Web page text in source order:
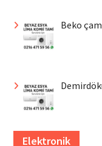
Beko
Elektronik